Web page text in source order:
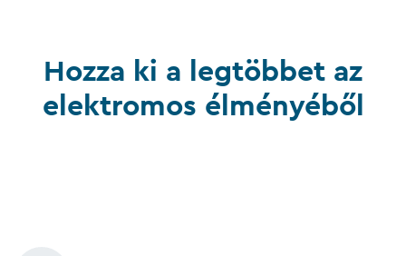
Hozza ki a legtöbbet az
elektromos élményéből